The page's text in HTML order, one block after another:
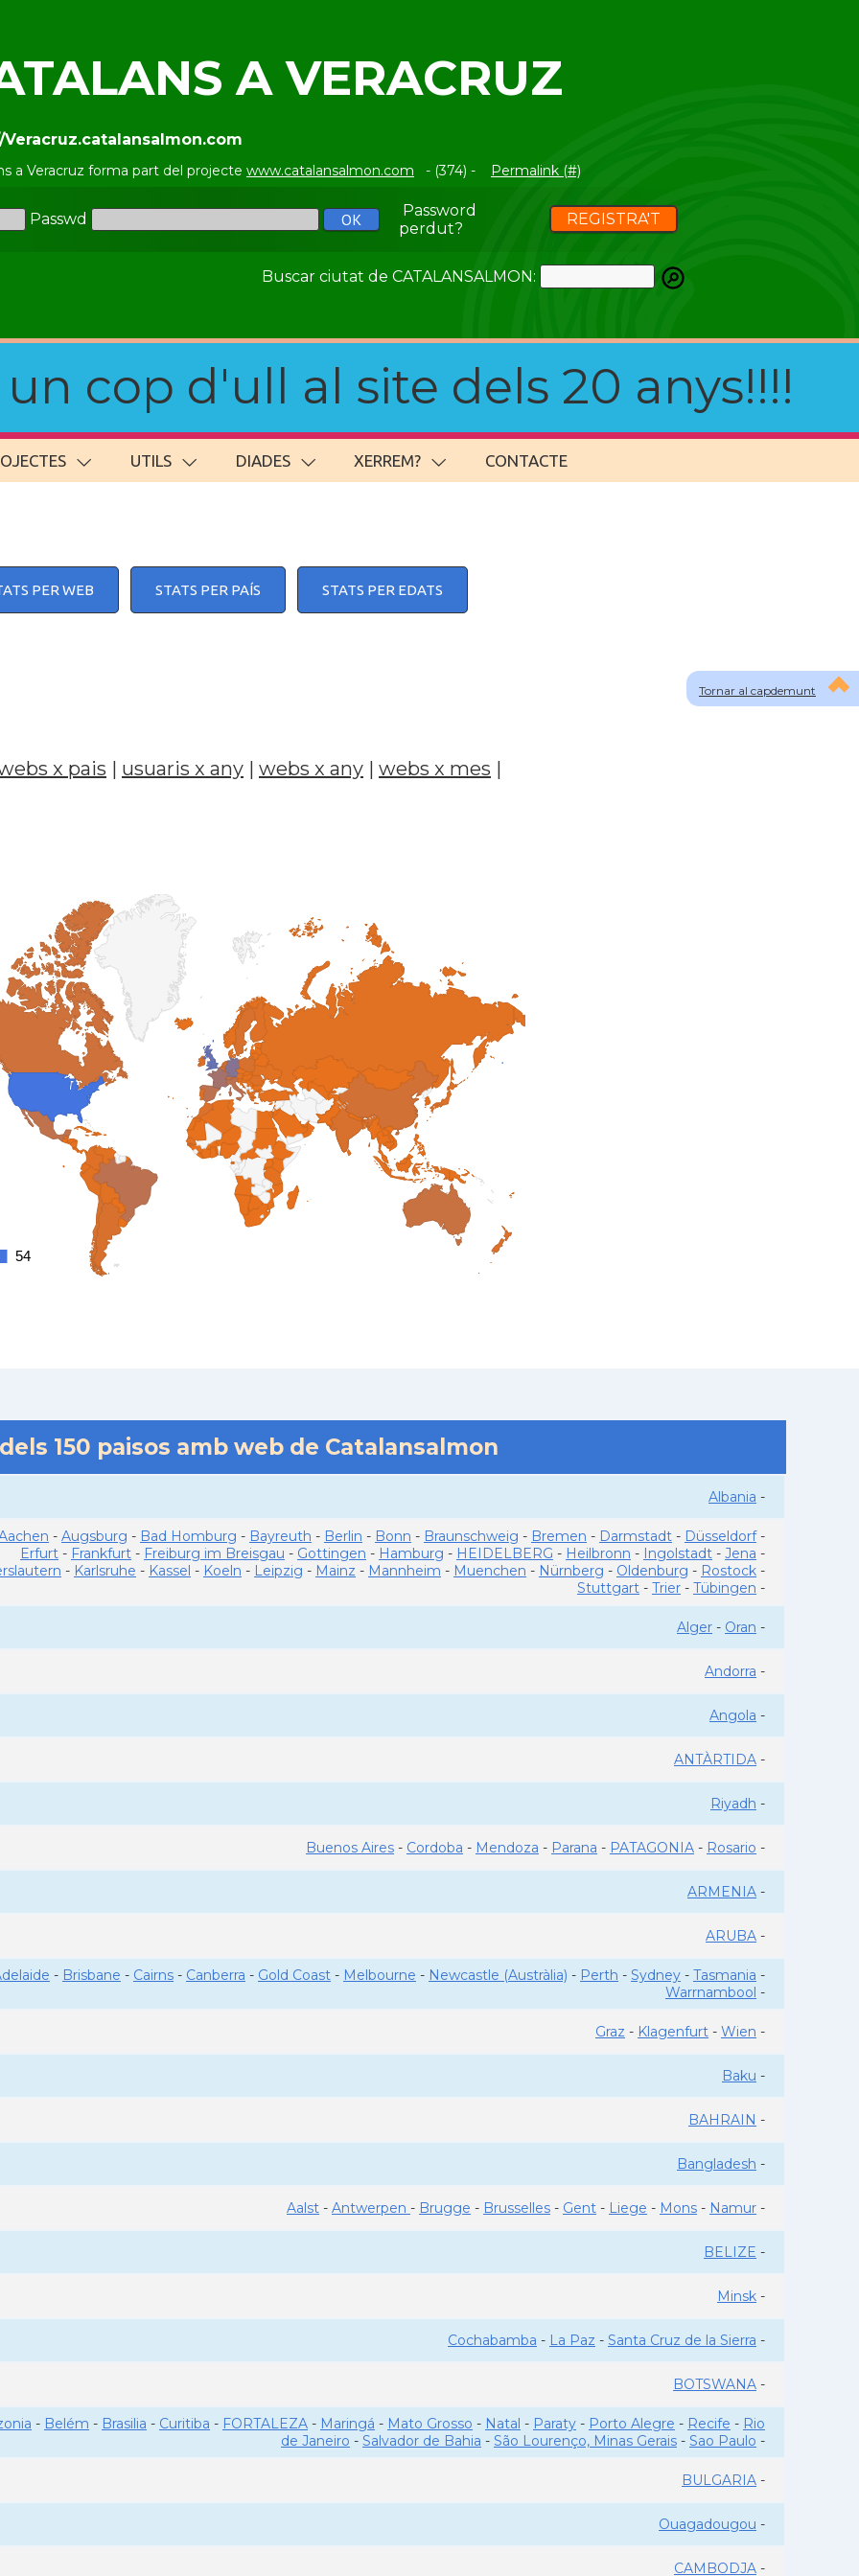
A VERACRUZ
a Veracruz forma part del projecte www.catalansalmon.com - (374) - Permalink (#)
Passwd
Password
perdut?
REGISTRA'T
Buscar ciutat de CATALANSALMON:
cop d'ull al site dels 20 anys!!!!
UTILS DIADES XERREM? CONTACTE
Tornar al capdemunt
PER WEB STATS PER PAÍS STATS PER EDATS
x pais | usuaris x any | webs x any | webs x mes |
54
54
150 paisos amb web de Catalansalmon
Albania -
- Augsburg - Bad Homburg - Bayreuth - Berlin - Bonn - Braunschweig - Bremen - Darmstadt - Düsseldorf-
Erfurt - Frankfurt - Freiburg im Breisgau - Gottingen - Hamburg - HEIDELBERG - Heilbronn - Ingolstadt - Jena -
- Karlsruhe - Kassel - Koeln - Leipzig - Mainz - Mannheim - Muenchen - Nürnberg - Oldenburg - Rostock -
Stuttgart - Trier - Tübingen -
Alger - Oran -
Andorra -
Angola -
ANTÀRTIDA -
Riyadh -
Buenos Aires - Cordoba - Mendoza - Parana - PATAGONIA - Rosario -
ARMENIA -
ARUBA -
- Brisbane - Cairns - Canberra - Gold Coast - Melbourne - Newcastle (Austràlia) - Perth - Sydney - Tasmania -
Warrnambool -
Graz - Klagenfurt - Wien -
Baku -
BAHRAIN -
Bangladesh -
Aalst - Antwerpen - Brugge - Brusselles - Gent - Liege - Mons - Namur -
BELIZE -
Minsk -
Cochabamba - La Paz - Santa Cruz de la Sierra -
BOTSWANA -
- Belém - Brasilia - Curitiba - FORTALEZA - Maringá - Mato Grosso - Natal - Paraty - Porto Alegre - Recife - Rio
de Janeiro - Salvador de Bahia - São Lourenço, Minas Gerais - Sao Paulo -
BULGARIA -
Ouagadougou -
CAMBODJA -